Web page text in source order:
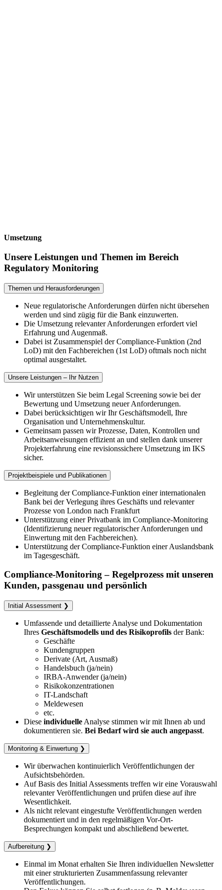
Umsetzung
Unsere Leistungen und Themen im Bereich
Regulatory Monitoring
Themen und Herausforderungen
Neue regulatorische Anforderungen dürfen nicht übersehen
werden und sind zügig für die Bank einzuwerten.
Die Umsetzung relevanter Anforderungen erfordert viel
Erfahrung und Augenmaß.
Dabei ist Zusammenspiel der Compliance-​Funktion (2nd
LoD) mit den Fachbereichen (1st LoD) oftmals noch nicht
optimal ausgestaltet.
Unsere Leistungen – Ihr Nutzen
Wir unterstützen Sie beim Legal Screening sowie bei der
Bewertung und Umsetzung neuer Anforderungen.
Dabei berücksichtigen wir Ihr Geschäftsmodell, Ihre
Organisation und Unternehmenskultur.
Gemeinsam passen wir Prozesse, Daten, Kontrollen und
Arbeitsanweisungen effizient an und stellen dank unserer
Projekterfahrung eine revisionssichere Umsetzung im IKS
sicher.
Projektbeispiele und Publikationen
Begleitung der Compliance-Funktion einer internationalen
Bank bei der Verlegung ihres Geschäfts und relevanter
Prozesse von London nach Frankfurt
Unterstützung einer Privatbank im Compliance-Monitoring
(Identifizierung neuer regulatorischer Anforderungen und
Einwertung mit den Fachbereichen).
Unterstützung der Compliance-Funktion einer Auslandsbank
im Tagesgeschäft.
Compliance-​Monitoring – Regelprozess mit unseren
Kunden, passgenau und persönlich
Initial Assessment ❯
Umfassende und detaillierte Analyse und Dokumentation
Ihres Geschäftsmodells und des Risikoprofils der Bank:
Geschäfte
Kundengruppen
Derivate (Art, Ausmaß)
Handelsbuch (ja/nein)
IRBA-​Anwender (ja/nein)
Risikokonzentrationen
IT-​Landschaft
Meldewesen
etc.
Diese individuelle Analyse stimmen wir mit Ihnen ab und
dokumentieren sie. Bei Bedarf wird sie auch angepasst.
Monitoring & Einwertung ❯
Wir überwachen kontinuierlich Veröffentlichungen der
Aufsichtsbehörden.
Auf Basis des Initial Assessments treffen wir eine Vorauswahl
relevanter Veröffentlichungen und prüfen diese auf ihre
Wesentlichkeit.
Als nicht relevant eingestufte Veröffentlichungen werden
dokumentiert und in den regelmäßigen Vor-Ort-
Besprechungen kompakt und abschließend bewertet.
Aufbereitung ❯
Einmal im Monat erhalten Sie Ihren individuellen Newsletter
mit einer strukturierten Zusammenfassung relevanter
Veröffentlichungen.